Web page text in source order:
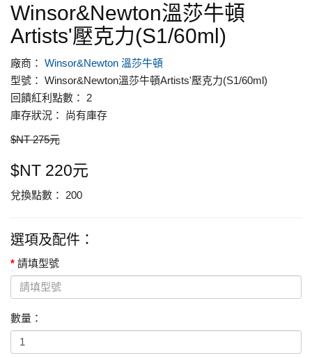
Winsor&Newton溫莎牛頓
Artists'壓克力(S1/60ml)
廠商： Winsor&Newton 溫莎牛頓
型號： Winsor&Newton溫莎牛頓Artists'壓克力(S1/60ml)
回饋紅利點數： 2
庫存狀況： 尚有庫存
$NT 275元
$NT 220元
兌換點數： 200
選項及配件：
請填型號
數量：